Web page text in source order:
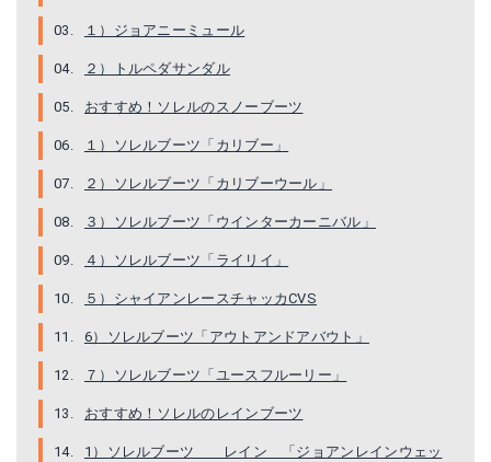
１）ジョアニーミュール
２）トルペダサンダル
おすすめ！ソレルのスノーブーツ
１）ソレルブーツ「カリブー」
２）ソレルブーツ「カリブーウール」
３）ソレルブーツ「ウインターカーニバル」
４）ソレルブーツ「ライリイ」
５）シャイアンレースチャッカCVS
6）ソレルブーツ「アウトアンドアバウト」
７）ソレルブーツ「ユースフルーリー」
おすすめ！ソレルのレインブーツ
1）ソレルブーツ レイン 「ジョアンレインウェッ
[ソレル] NL2294 RYLEE ライリー レディース
Amazonで詳細を見る
楽天で詳細を見る 楽天で詳細を見る
ソレル｜シャイアンレースチャッカキャバス LM5197 010-BLACK...